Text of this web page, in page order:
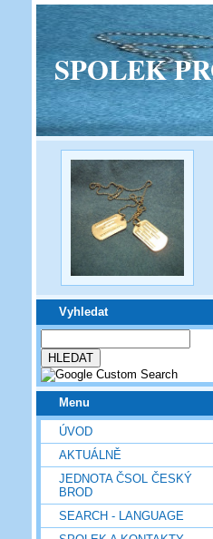
SPOLEK
Vyhledat
Menu
ÚVOD
AKTUÁLNĚ
JEDNOTA ČSOL ČESKÝ
BROD
SEARCH - LANGUAGE